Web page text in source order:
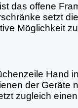
das offene
setzt
Möglichkeit
Hand
der
zugleich